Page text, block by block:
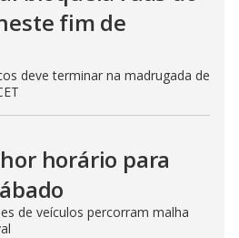
fim de
deve terminar na madrugada de
horário para
de veículos percorram malha